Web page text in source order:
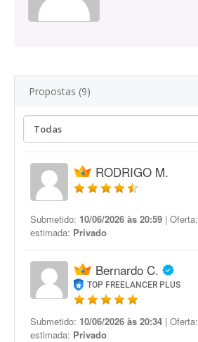
Propostas (9)
RODRIGO M.
Submetido: 10/06/2026 às 20:59 | Oferta:
estimada: Privado
Bernardo C.
TOP FREELANCER PLUS
Submetido: 10/06/2026 às 20:34 | Oferta:
estimada: Privado